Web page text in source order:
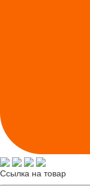
Ссылка на товар